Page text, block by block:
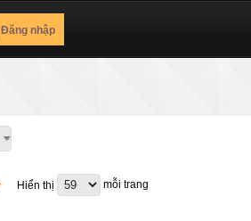
Đăng nhập
Hiển thị mỗi trang